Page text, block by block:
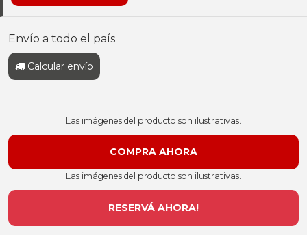
Envío a todo el país
Calcular envío
Las imágenes del producto son ilustrativas.
Las imágenes del producto son ilustrativas.
RESERVÁ AHORA!